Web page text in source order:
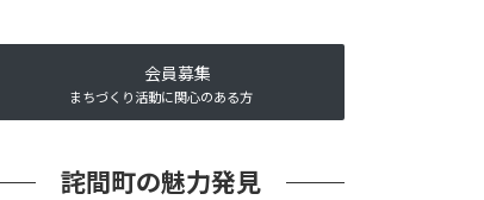
会員募集
まちづくり活動に関心のある方
詫間町の魅力発見